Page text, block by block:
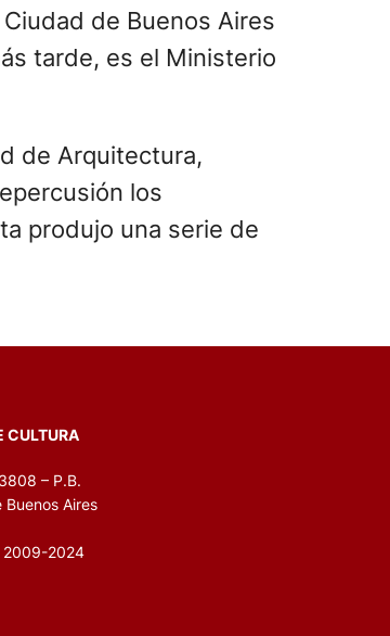
de Buenos Aires
tarde, es el Ministerio
de Arquitectura,
los
produjo una serie de
CULTURA
– P.B.
Buenos Aires
2009-2024